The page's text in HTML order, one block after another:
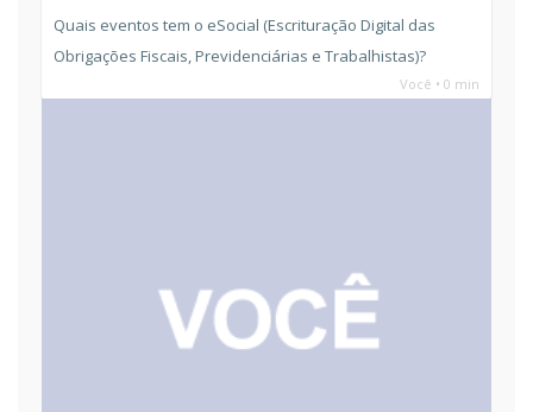
Quais eventos tem o eSocial (Escrituração Digital das
Obrigações Fiscais, Previdenciárias e Trabalhistas)?
Você • 0 min